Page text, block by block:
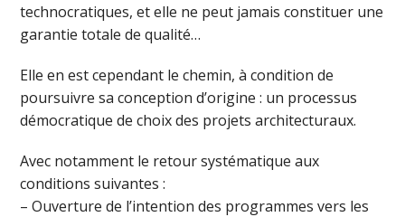
technocratiques, et elle ne peut jamais constituer une
garantie totale de qualité…
Elle en est cependant le chemin, à condition de
poursuivre sa conception d’origine : un processus
démocratique de choix des projets architecturaux.
Avec notamment le retour systématique aux
conditions suivantes :
– Ouverture de l’intention des programmes vers les